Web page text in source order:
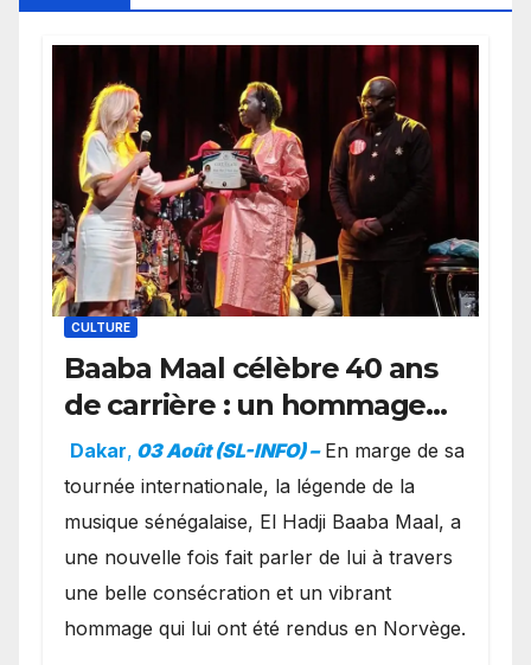
CULTURE
Baaba Maal célèbre 40 ans
de carrière : un hommage
exceptionnel à Oslo en
présence de la famille
royale.
Dakar, 03 Août (SL-INFO) – ​En marge de sa
tournée internationale, la légende de la
musique sénégalaise, El Hadji Baaba Maal, a
une nouvelle fois fait parler de lui à travers
une belle consécration et un vibrant
hommage qui lui ont été rendus en Norvège.